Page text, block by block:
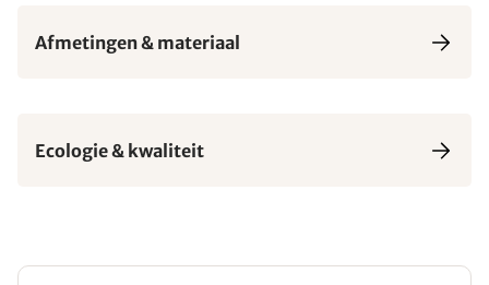
Afmetingen & materiaal
Ecologie & kwaliteit